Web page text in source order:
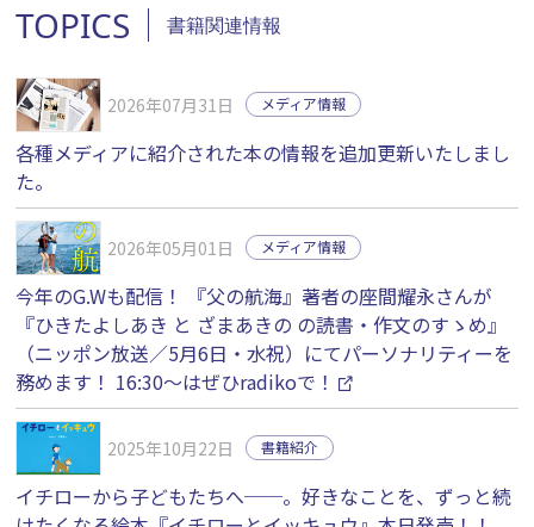
TOPICS 書籍関連情報
2026年07月31日 メディア情報
各種メディアに紹介された本の情報を追加更新いたしまし
た。
2026年05月01日 メディア情報
今年のG.Wも配信！ 『父の航海』著者の座間耀永さんが
『ひきたよしあき と ざまあきの の読書・作文のすゝめ』
（ニッポン放送／5月6日・水祝）にてパーソナリティーを
務めます！ 16:30〜はぜひradikoで！
2025年10月22日 書籍紹介
イチローから子どもたちへ──。好きなことを、ずっと続